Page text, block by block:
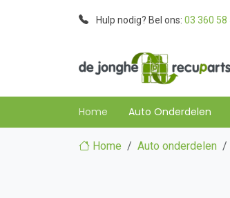
Hulp nodig? Bel ons: 03 360 58
Home Auto Onderdelen
Home Auto onderdelen